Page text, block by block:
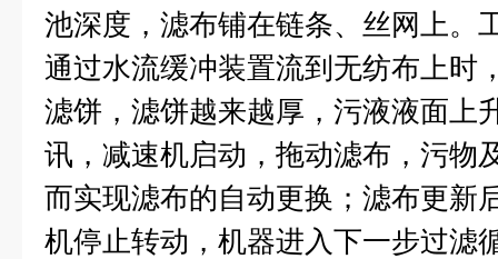
池深度，滤布铺在链条、丝网上。
通过水流缓冲装置流到无纺布上时
滤饼，滤饼越来越厚，污液液面上
讯，减速机启动，拖动滤布，污物
而实现滤布的自动更换；滤布更新
机停止转动，机器进入下一步过滤